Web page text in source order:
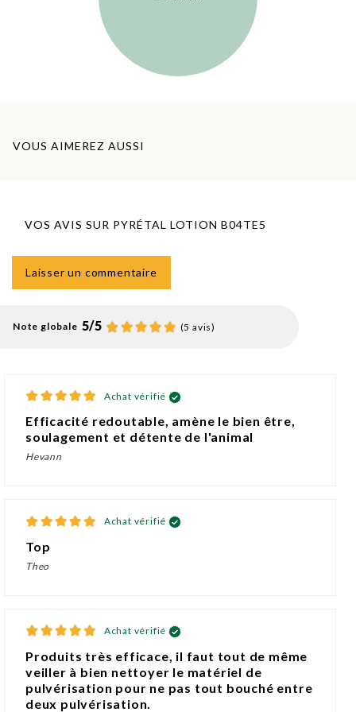
VOUS AIMEREZ AUSSI
VOS AVIS SUR PYRÉTAL LOTION B04TE5
Laisser un commentaire
Note globale 5/5 (5 avis)
Achat vérifié
Efficacité redoutable, amène le bien être,
soulagement et détente de l'animal
Hevann
Achat vérifié
Top
Theo
Achat vérifié
Produits très efficace, il faut tout de même
veiller à bien nettoyer le matériel de
pulvérisation pour ne pas tout bouché entre
deux pulvérisation.